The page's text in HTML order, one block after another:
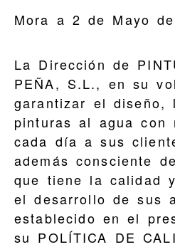
Mora a 2 de Mayo
La Dirección de
PEÑA, S.L., en su
garantizar el diseño,
pinturas al agua con
cada día a sus
además consciente
que tiene la calidad
el desarrollo de sus
establecido en el
su POLÍTICA DE